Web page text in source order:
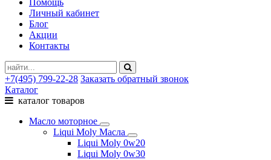
Помощь
Личный кабинет
Блог
Акции
Контакты
+7(495) 799-22-28 Заказать обратный звонок
Каталог
каталог товаров
Масло моторное
Liqui Moly Масла
Liqui Moly 0w20
Liqui Moly 0w30